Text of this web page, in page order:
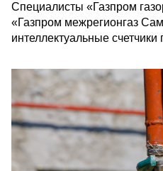
Специалисты «Газпром
«Газпром межрегионгаз
интеллектуальные счетчики